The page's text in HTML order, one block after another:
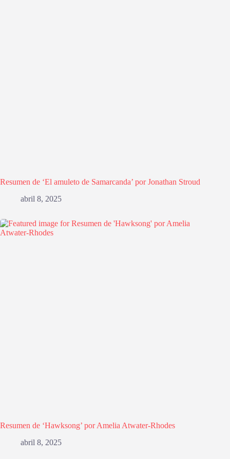
Resumen de ‘El amuleto de Samarcanda’ por Jonathan Stroud
abril 8, 2025
Resumen de ‘Hawksong’ por Amelia Atwater-Rhodes
abril 8, 2025